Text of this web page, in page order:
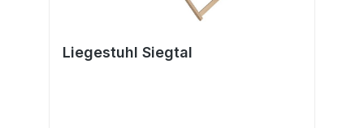
Liegestuhl Siegtal